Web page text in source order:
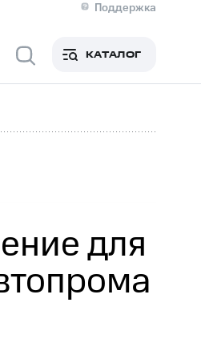
Поддержка
центр
КАТАЛОГ
для